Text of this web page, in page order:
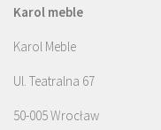
Karol meble
Karol Meble
Ul. Teatralna 67
50-005 Wrocław